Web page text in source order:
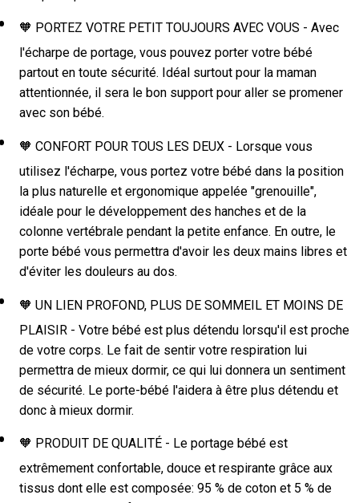
🧡 PORTEZ VOTRE PETIT TOUJOURS AVEC VOUS - Avec
l'écharpe de portage, vous pouvez porter votre bébé
partout en toute sécurité. Idéal surtout pour la maman
attentionnée, il sera le bon support pour aller se promener
avec son bébé.
🧡 CONFORT POUR TOUS LES DEUX - Lorsque vous
utilisez l'écharpe, vous portez votre bébé dans la position
la plus naturelle et ergonomique appelée "grenouille",
idéale pour le développement des hanches et de la
colonne vertébrale pendant la petite enfance. En outre, le
porte bébé vous permettra d'avoir les deux mains libres et
d'éviter les douleurs au dos.
🧡 UN LIEN PROFOND, PLUS DE SOMMEIL ET MOINS DE
PLAISIR - Votre bébé est plus détendu lorsqu'il est proche
de votre corps. Le fait de sentir votre respiration lui
permettra de mieux dormir, ce qui lui donnera un sentiment
de sécurité. Le porte-bébé l'aidera à être plus détendu et
donc à mieux dormir.
🧡 PRODUIT DE QUALITÉ - Le portage bébé est
extrêmement confortable, douce et respirante grâce aux
tissus dont elle est composée: 95 % de coton et 5 % de